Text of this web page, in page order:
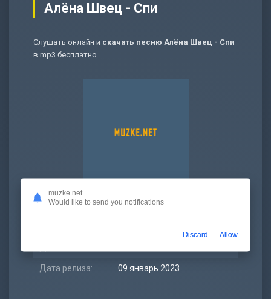
Алёна Швец - Спи
Слушать онлайн и скачать песню Алёна Швец - Спи
в mp3 бесплатно
Битрейт: 320 kbps
Дата релиза: 09 январь 2023
muzke.net
Would like to send you notifications
Discard Allow